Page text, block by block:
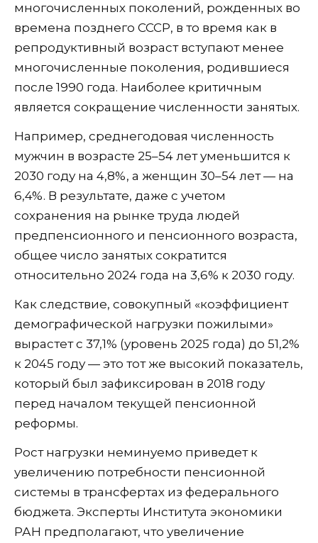
многочисленных поколений, рожденных во
времена позднего СССР, в то время как в
репродуктивный возраст вступают менее
многочисленные поколения, родившиеся
после 1990 года. Наиболее критичным
является сокращение численности занятых.
Например, среднегодовая численность
мужчин в возрасте 25–54 лет уменьшится к
2030 году на 4,8%, а женщин 30–54 лет — на
6,4%. В результате, даже с учетом
сохранения на рынке труда людей
предпенсионного и пенсионного возраста,
общее число занятых сократится
относительно 2024 года на 3,6% к 2030 году.
Как следствие, совокупный «коэффициент
демографической нагрузки пожилыми»
вырастет с 37,1% (уровень 2025 года) до 51,2%
к 2045 году — это тот же высокий показатель,
который был зафиксирован в 2018 году
перед началом текущей пенсионной
реформы.
Рост нагрузки неминуемо приведет к
увеличению потребности пенсионной
системы в трансфертах из федерального
бюджета. Эксперты Института экономики
РАН предполагают, что увеличение